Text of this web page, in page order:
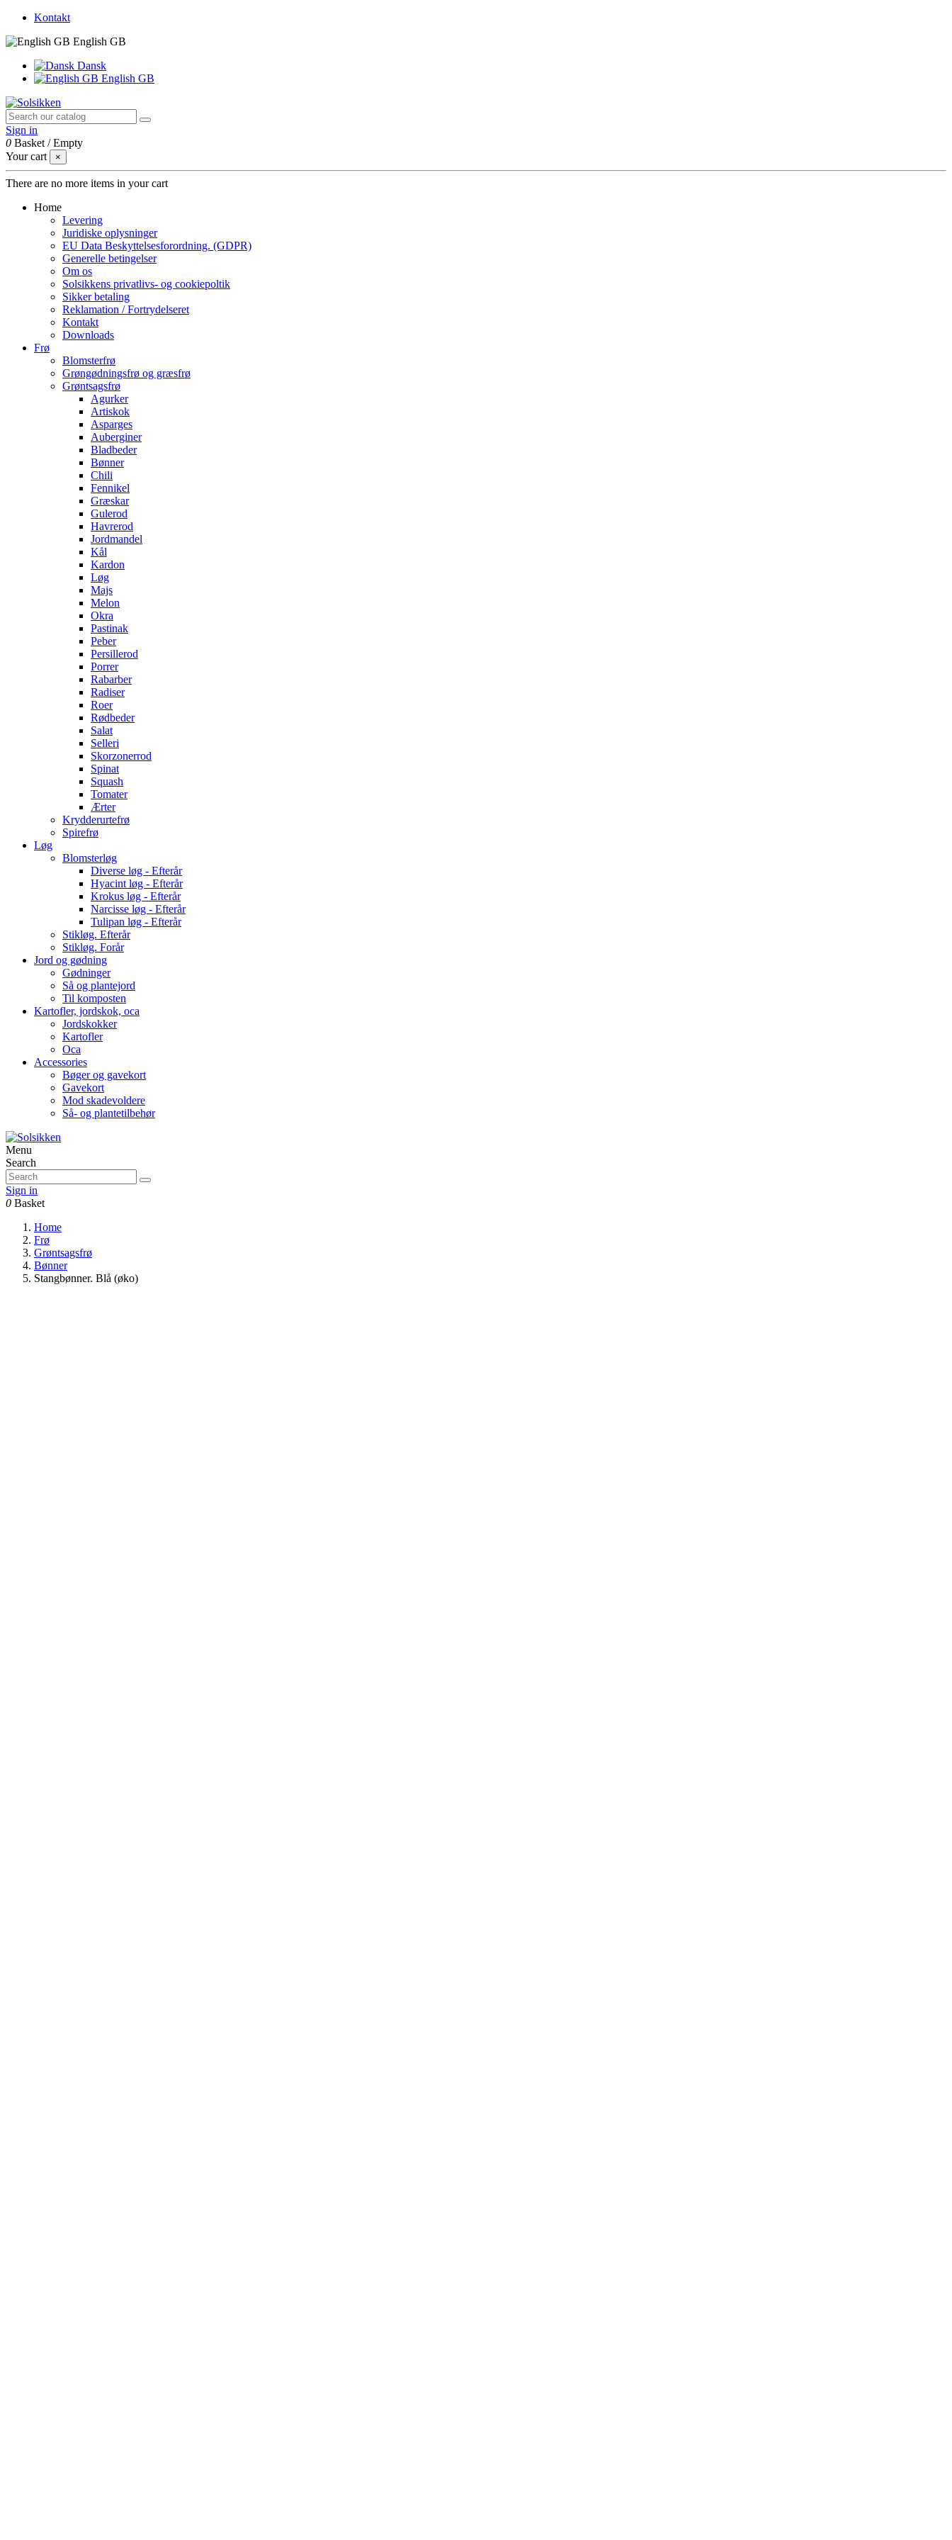
Kontakt
English GB
Dansk
English GB
Sign in
0 Basket /Empty
Your cart
×
There are no more items in your cart
Home
Levering
Juridiske oplysninger
EU Data Beskyttelsesforordning. (GDPR)
Generelle betingelser
Om os
Solsikkens privatlivs- og cookiepoltik
Sikker betaling
Reklamation / Fortrydelseret
Kontakt
Downloads
Frø
Blomsterfrø
Grøngødningsfrø og græsfrø
Grøntsagsfrø
Agurker
Artiskok
Asparges
Auberginer
Bladbeder
Bønner
Chili
Fennikel
Græskar
Gulerod
Havrerod
Jordmandel
Kål
Kardon
Løg
Majs
Melon
Okra
Pastinak
Peber
Persillerod
Porrer
Rabarber
Radiser
Roer
Rødbeder
Salat
Selleri
Skorzonerrod
Spinat
Squash
Tomater
Ærter
Krydderurtefrø
Spirefrø
Løg
Blomsterløg
Diverse løg - Efterår
Hyacint løg - Efterår
Krokus løg - Efterår
Narcisse løg - Efterår
Tulipan løg - Efterår
Stikløg. Efterår
Stikløg. Forår
Jord og gødning
Gødninger
Så og plantejord
Til komposten
Kartofler, jordskok, oca
Jordskokker
Kartofler
Oca
Accessories
Bøger og gavekort
Gavekort
Mod skadevoldere
Så- og plantetilbehør
Menu
Search
Sign in
0 Basket
Home
Frø
Grøntsagsfrø
Bønner
Stangbønner. Blå (øko)